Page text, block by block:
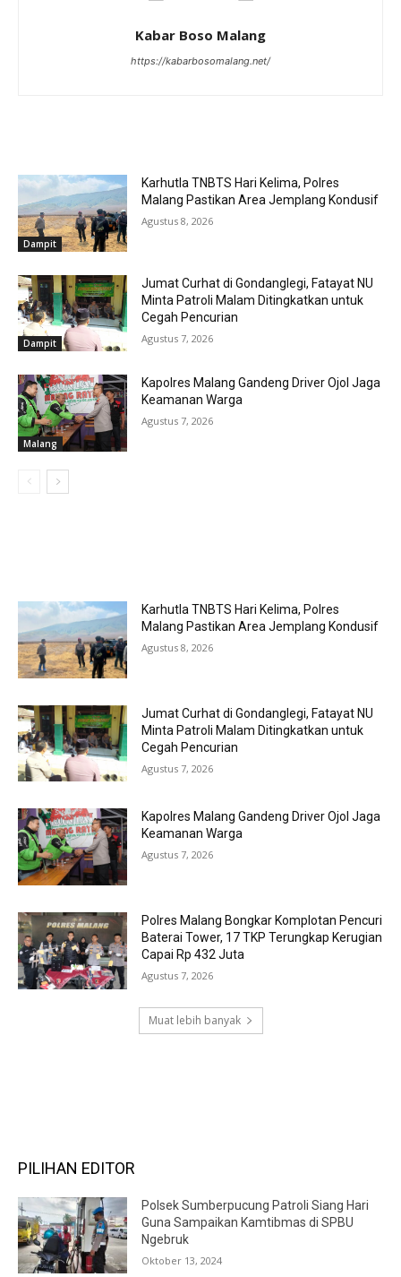
Kabar Boso Malang
https://kabarbosomalang.net/
Dampit
Karhutla TNBTS Hari Kelima, Polres
Malang Pastikan Area Jemplang Kondusif
Agustus 8, 2026
Dampit
Jumat Curhat di Gondanglegi, Fatayat NU
Minta Patroli Malam Ditingkatkan untuk
Cegah Pencurian
Agustus 7, 2026
Malang
Kapolres Malang Gandeng Driver Ojol Jaga
Keamanan Warga
Agustus 7, 2026
Karhutla TNBTS Hari Kelima, Polres
Malang Pastikan Area Jemplang Kondusif
Agustus 8, 2026
Jumat Curhat di Gondanglegi, Fatayat NU
Minta Patroli Malam Ditingkatkan untuk
Cegah Pencurian
Agustus 7, 2026
Kapolres Malang Gandeng Driver Ojol Jaga
Keamanan Warga
Agustus 7, 2026
Polres Malang Bongkar Komplotan Pencuri
Baterai Tower, 17 TKP Terungkap Kerugian
Capai Rp 432 Juta
Agustus 7, 2026
Muat lebih banyak
PILIHAN EDITOR
Polsek Sumberpucung Patroli Siang Hari
Guna Sampaikan Kamtibmas di SPBU
Ngebruk
Oktober 13, 2024